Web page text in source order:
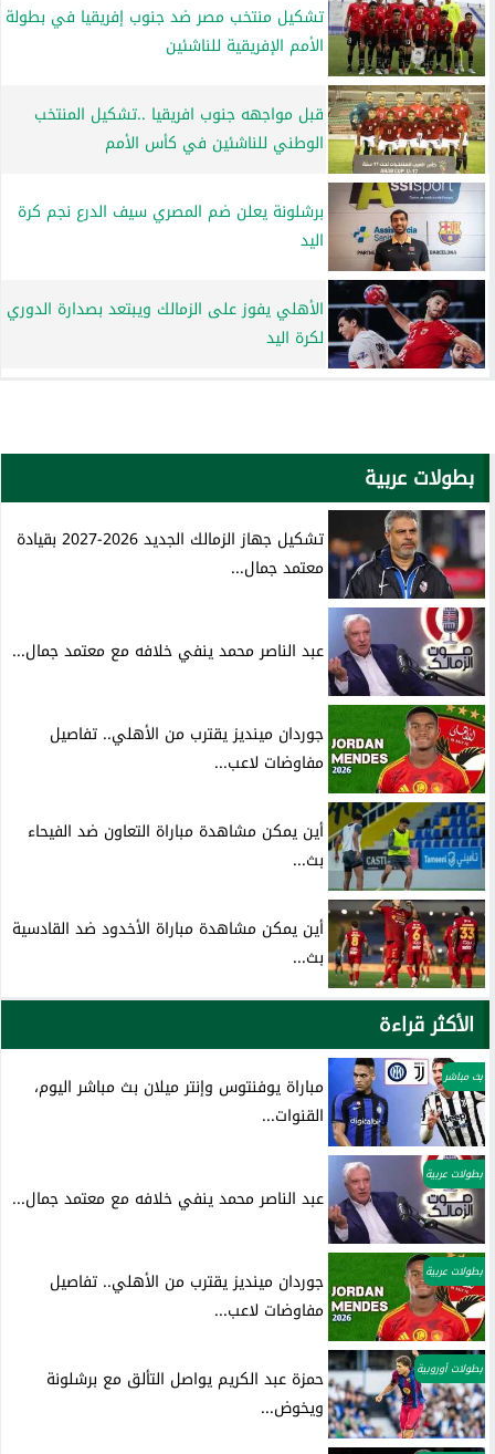
تشكيل منتخب مصر ضد جنوب إفريقيا في بطولة
الأمم الإفريقية للناشئين
قبل مواجهه جنوب افريقيا ..تشكيل المنتخب
الوطني للناشئين في كأس الأمم
برشلونة يعلن ضم المصري سيف الدرع نجم كرة
اليد
الأهلي يفوز على الزمالك ويبتعد بصدارة الدوري
لكرة اليد
بطولات عربية
تشكيل جهاز الزمالك الجديد 2026-2027 بقيادة
معتمد جمال...
عبد الناصر محمد ينفي خلافه مع معتمد جمال...
جوردان مينديز يقترب من الأهلي.. تفاصيل
مفاوضات لاعب...
أين يمكن مشاهدة مباراة التعاون ضد الفيحاء
بث...
أين يمكن مشاهدة مباراة الأخدود ضد القادسية
بث...
الأكثر قراءة
بث مباشر
مباراة يوفنتوس وإنتر ميلان بث مباشر اليوم،
القنوات...
بطولات عربية
عبد الناصر محمد ينفي خلافه مع معتمد جمال...
بطولات عربية
جوردان مينديز يقترب من الأهلي.. تفاصيل
مفاوضات لاعب...
بطولات أوروبية
حمزة عبد الكريم يواصل التألق مع برشلونة
ويخوض...